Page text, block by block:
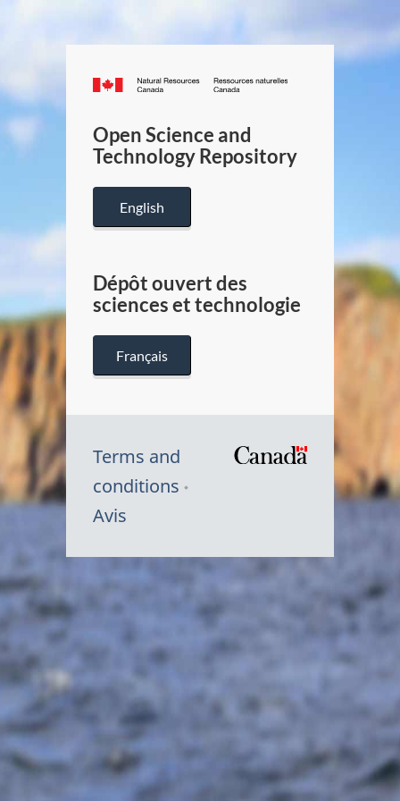
Canada.ca
/
Canada
Open Science and
Technology Repository
English
Dépôt ouvert des
sciences et technologie
Français
Terms and
conditions
Avis
Symbole
Canada